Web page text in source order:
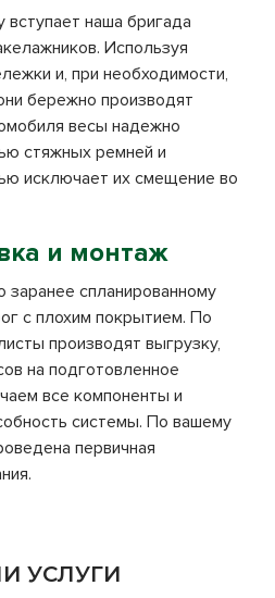
наша бригада
Используя
и, при необходимости,
бережно производят
весы надежно
стяжных ремней и
исключает их смещение во
и монтаж
спланированному
с плохим покрытием. По
производят выгрузку,
на подготовленное
все компоненты и
системы. По вашему
первичная
УСЛУГИ